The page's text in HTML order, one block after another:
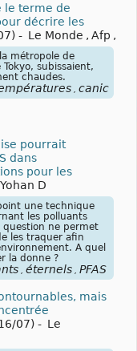
le terme de
décrire les
- Le Monde , Afp ,
métropole de
subissaient,
chaudes.
canicules
pourrait
dans
pour les
Yohan D
une technique
les polluants
question ne permet
les traquer afin
A quel
la donne ?
éternels PFAS
mais
07) - Le